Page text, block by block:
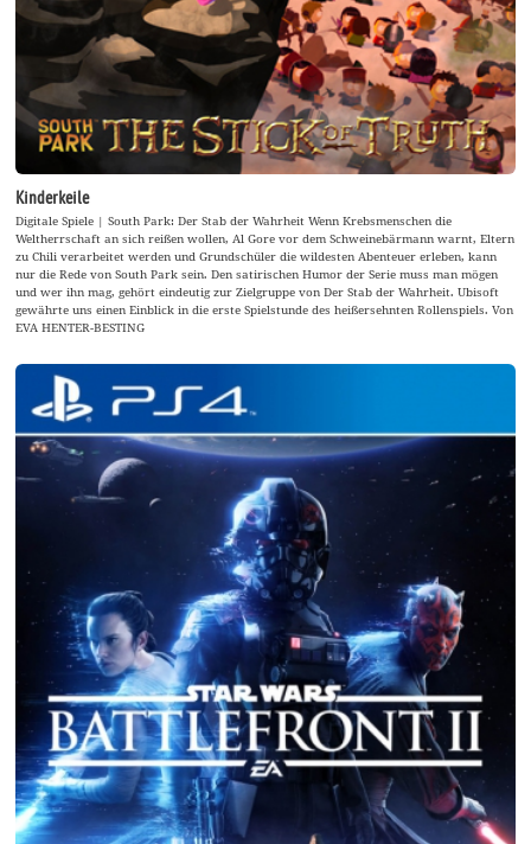
Kinderkeile
Digitale Spiele | South Park: Der Stab der Wahrheit Wenn Krebsmenschen die
Weltherrschaft an sich reißen wollen, Al Gore vor dem Schweinebärmann warnt, Eltern
zu Chili verarbeitet werden und Grundschüler die wildesten Abenteuer erleben, kann
nur die Rede von South Park sein. Den satirischen Humor der Serie muss man mögen
und wer ihn mag, gehört eindeutig zur Zielgruppe von Der Stab der Wahrheit. Ubisoft
gewährte uns einen Einblick in die erste Spielstunde des heißersehnten Rollenspiels. Von
EVA HENTER-BESTING